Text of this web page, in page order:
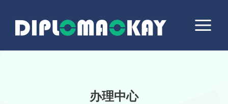
Menu
办理中心